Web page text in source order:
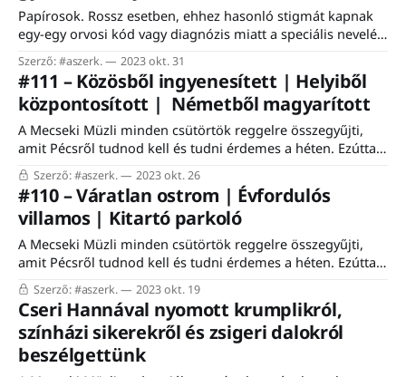
jövőben
Papírosok. Rossz esetben, ehhez hasonló stigmát kapnak
egy-egy orvosi kód vagy diagnózis miatt a speciális nevelési
igényű gyerekek az iskolában. Egyáltalán nem kellene
ennek így lennie. Szerencsére jó példák is vannak, de a
jelenlegi oktatási rendszer rugalmatlansága, a pedagógus-
és szakemberhiány tovább erősítik a nehézségeket. Erről
szervezett kerekasztal-beszélgetést
Szerző: #aszerk. 2023 okt. 31
#111 – Közösből ingyenesített | Helyiből
központosított | Németből magyarított
A Mecseki Müzli minden csütörtök reggelre összegyűjti,
amit Pécsről tudnod kell és tudni érdemes a héten. Ezúttal
csak az előfizetők kapják a teljes hírlevelet. #aszerk. A
pártpropagandák alternatív valóságait rendszeresen
vizsgáló #hájper és a „szomszéd rétje mindig zöldebb”
vagyis a #bezzeg rovatokat kénytelen voltam kombóban
megoldani a héten. Remélem, nem
Szerző: #aszerk. 2023 okt. 26
#110 – Váratlan ostrom | Évfordulós
villamos | Kitartó parkoló
A Mecseki Müzli minden csütörtök reggelre összegyűjti,
amit Pécsről tudnod kell és tudni érdemes a héten. Ezúttal
csak az előfizetők kapják a teljes hírlevelet. #aszerk. A
szokásosnál is tartalmasabb lett a hírlevél, úgyhogy most
sem pazarolom a karaktereket egy felesleges bevezetőre.
Jó olvasást és továbbkattintást! Üdv, Ervin #közgyűlés A
fantasztikus
Szerző: #aszerk. 2023 okt. 19
Cseri Hannával nyomott krumplikról,
színházi sikerekről és zsigeri dalokról
beszélgettünk